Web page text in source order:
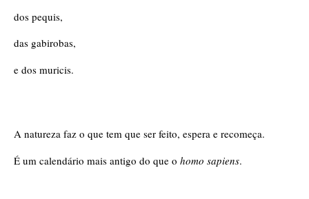
dos pequis,
das gabirobas,
e dos muricis.
A natureza faz o que tem que ser feito, espera e recomeça.
É um calendário mais antigo do que o homo sapiens.